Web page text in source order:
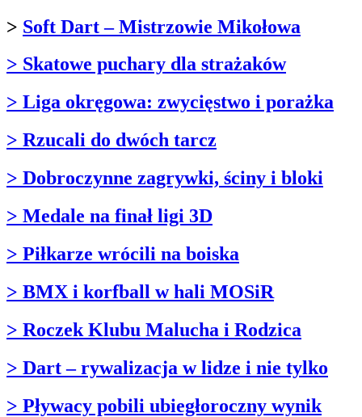
> Soft Dart – Mistrzowie Mikołowa
> Skatowe puchary dla strażaków
> Liga okręgowa: zwycięstwo i porażka
> Rzucali do dwóch tarcz
> Dobroczynne zagrywki, ściny i bloki
> Medale na finał ligi 3D
> Piłkarze wrócili na boiska
> BMX i korfball w hali MOSiR
> Roczek Klubu Malucha i Rodzica
> Dart – rywalizacja w lidze i nie tylko
> Pływacy pobili ubiegłoroczny wynik